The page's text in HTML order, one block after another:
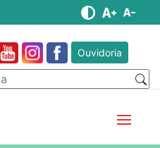
Ouvidoria